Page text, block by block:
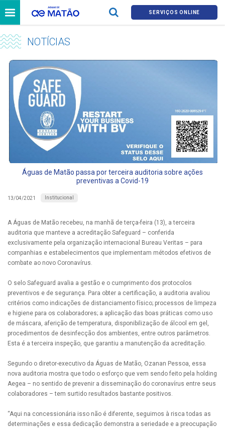
SERVIÇOS ONLINE
NOTÍCIAS
Águas de Matão passa por terceira auditoria sobre ações
preventivas a Covid-19
13/04/2021 Institucional
A Águas de Matão recebeu, na manhã de terça-feira (13), a terceira
auditoria que manteve a acreditação Safeguard – conferida
exclusivamente pela organização internacional Bureau Veritas – para
companhias e estabelecimentos que implementam métodos efetivos de
combate ao novo Coronavírus.
O selo Safeguard avalia a gestão e o cumprimento dos protocolos
preventivos e de segurança. Para obter a certificação, a auditoria avaliou
critérios como indicações de distanciamento físico; processos de limpeza
e higiene para os colaboradores; a aplicação das boas práticas como uso
de máscara, aferição de temperatura, disponibilização de álcool em gel,
procedimentos de desinfecção dos ambientes, entre outros parâmetros.
Esta é a terceira inspeção, que garantiu a manutenção da acreditação.
Segundo o diretor-executivo da Águas de Matão, Ozanan Pessoa, essa
nova auditoria mostra que todo o esforço que vem sendo feito pela holding
Aegea – no sentido de prevenir a disseminação do coronavírus entre seus
colaboradores – tem surtido resultados bastante positivos.
“Aqui na concessionária isso não é diferente, seguimos à risca todas as
determinações e essa dedicação demonstra a seriedade e a preocupação